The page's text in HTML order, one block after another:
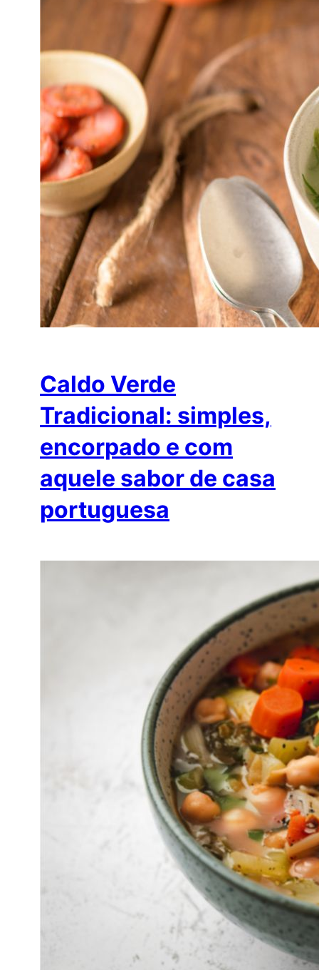
Caldo Verde
Tradicional: simples,
encorpado e com
aquele sabor de casa
portuguesa